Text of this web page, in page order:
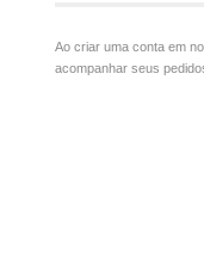
Ao criar uma conta em
acompanhar seus